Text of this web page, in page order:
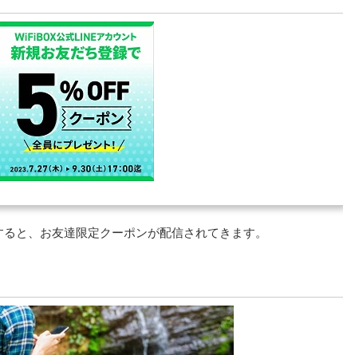
と、お友達限定クーポンが配信されてきます。